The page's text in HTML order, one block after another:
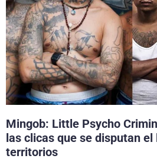
Mingob: Little Psycho
las clicas que se disputan el
territorios